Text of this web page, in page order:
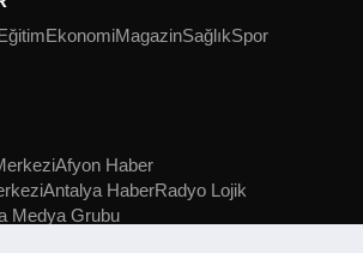
EkonomiMagazinSağlıkSpor
Afyon Haber
Antalya HaberRadyo Lojik
Medya Grubu